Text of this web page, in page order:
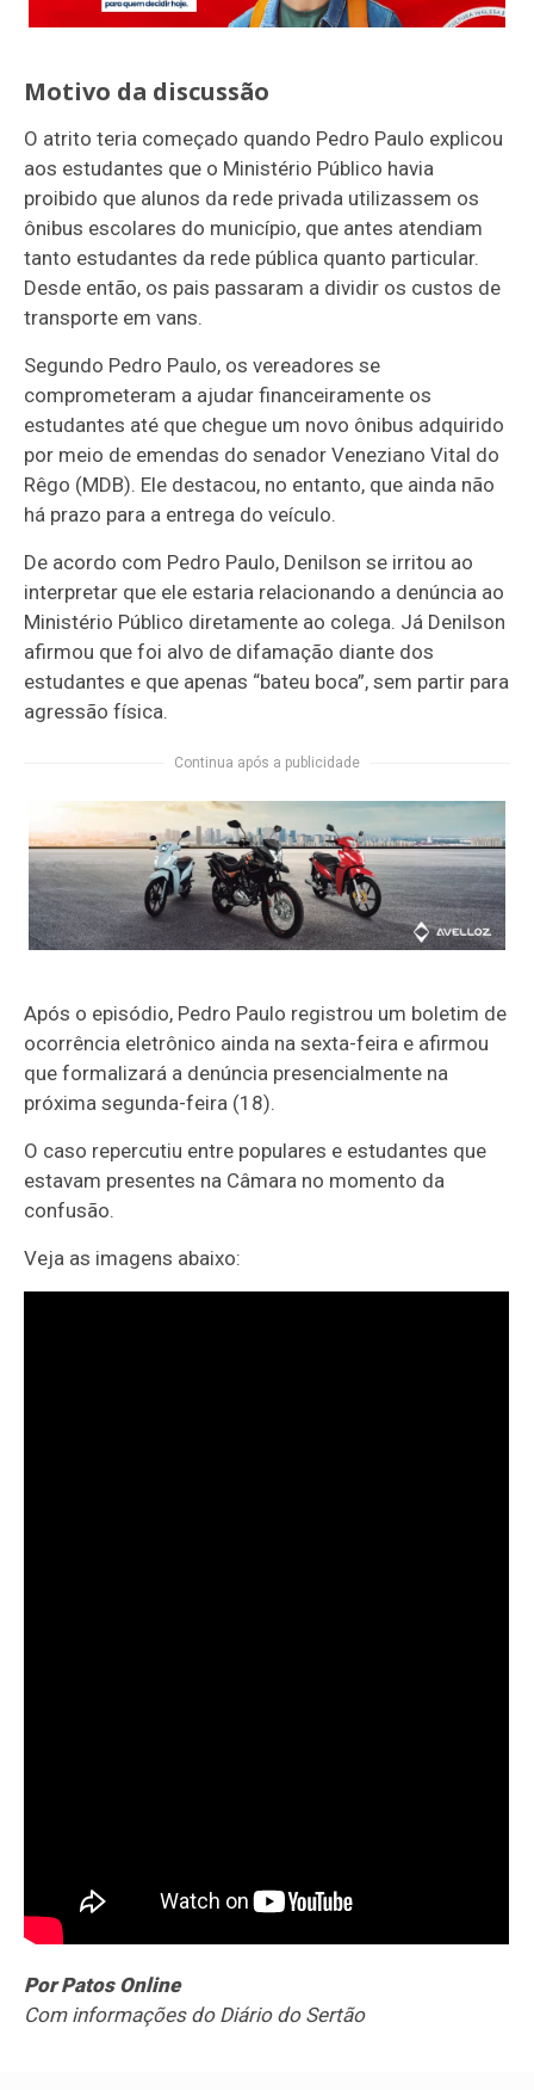
Motivo da discussão
O atrito teria começado quando Pedro Paulo explicou
aos estudantes que o Ministério Público havia
proibido que alunos da rede privada utilizassem os
ônibus escolares do município, que antes atendiam
tanto estudantes da rede pública quanto particular.
Desde então, os pais passaram a dividir os custos de
transporte em vans.
Segundo Pedro Paulo, os vereadores se
comprometeram a ajudar financeiramente os
estudantes até que chegue um novo ônibus adquirido
por meio de emendas do senador Veneziano Vital do
Rêgo (MDB). Ele destacou, no entanto, que ainda não
há prazo para a entrega do veículo.
De acordo com Pedro Paulo, Denilson se irritou ao
interpretar que ele estaria relacionando a denúncia ao
Ministério Público diretamente ao colega. Já Denilson
afirmou que foi alvo de difamação diante dos
estudantes e que apenas “bateu boca”, sem partir para
agressão física.
Continua após a publicidade
Após o episódio, Pedro Paulo registrou um boletim de
ocorrência eletrônico ainda na sexta-feira e afirmou
que formalizará a denúncia presencialmente na
próxima segunda-feira (18).
O caso repercutiu entre populares e estudantes que
estavam presentes na Câmara no momento da
confusão.
Veja as imagens abaixo:
Por Patos Online
Com informações do Diário do Sertão